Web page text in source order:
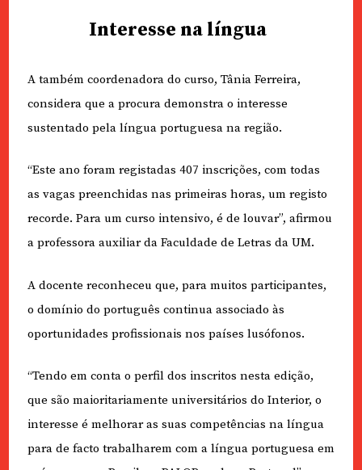
Interesse na língua
A também coordenadora do curso, Tânia Ferreira,
considera que a procura demonstra o interesse
sustentado pela língua portuguesa na região.
“Este ano foram registadas 407 inscrições, com todas
as vagas preenchidas nas primeiras horas, um registo
recorde. Para um curso intensivo, é de louvar”, afirmou
a professora auxiliar da Faculdade de Letras da UM.
A docente reconheceu que, para muitos participantes,
o domínio do português continua associado às
oportunidades profissionais nos países lusófonos.
“Tendo em conta o perfil dos inscritos nesta edição,
que são maioritariamente universitários do Interior, o
interesse é melhorar as suas competências na língua
para de facto trabalharem com a língua portuguesa em